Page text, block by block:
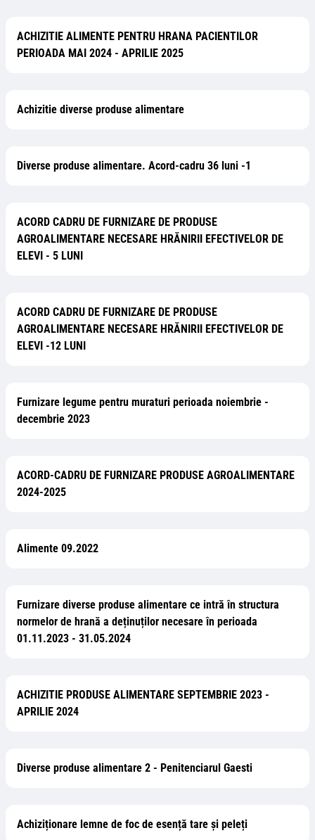
ACHIZITIE ALIMENTE PENTRU HRANA PACIENTILOR
PERIOADA MAI 2024 - APRILIE 2025
Achizitie diverse produse alimentare
Diverse produse alimentare. Acord-cadru 36 luni -1
ACORD CADRU DE FURNIZARE DE PRODUSE
AGROALIMENTARE NECESARE HRĂNIRII EFECTIVELOR DE
ELEVI - 5 LUNI
ACORD CADRU DE FURNIZARE DE PRODUSE
AGROALIMENTARE NECESARE HRĂNIRII EFECTIVELOR DE
ELEVI -12 LUNI
Furnizare legume pentru muraturi perioada noiembrie -
decembrie 2023
ACORD-CADRU DE FURNIZARE PRODUSE AGROALIMENTARE
2024-2025
Alimente 09.2022
Furnizare diverse produse alimentare ce intră în structura
normelor de hrană a deținuților necesare în perioada
01.11.2023 - 31.05.2024
ACHIZITIE PRODUSE ALIMENTARE SEPTEMBRIE 2023 -
APRILIE 2024
Diverse produse alimentare 2 - Penitenciarul Gaesti
Achiziționare lemne de foc de esență tare și peleți